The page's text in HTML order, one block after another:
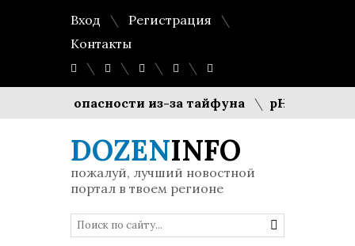
Вход
Регистрация
Контакты
опасности из-за тайфуна pH-баланс 5.5:
DOZENINFO
пожалуй, лучший новостной
портал в твоем регионе